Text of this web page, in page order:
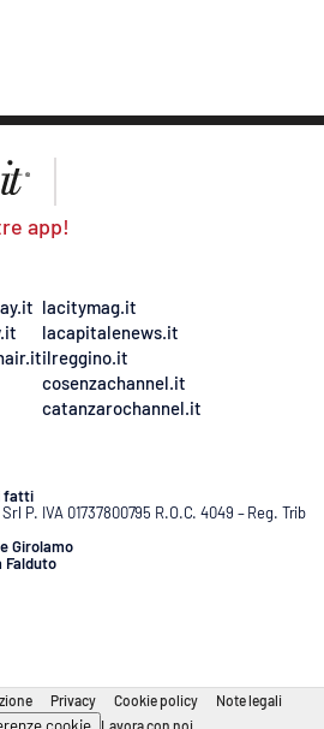
app!
lacitymag.it
lacapitalenews.it
ilreggino.it
cosenzachannel.it
catanzarochannel.it
fatti
P. IVA 01737800795 R.O.C. 4049 – Reg. Trib
Girolamo
Falduto
Privacy Cookie policy Note legali
cookie Lavora con noi